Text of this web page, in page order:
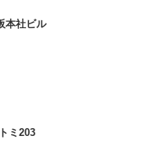
本社ビル
ミ203